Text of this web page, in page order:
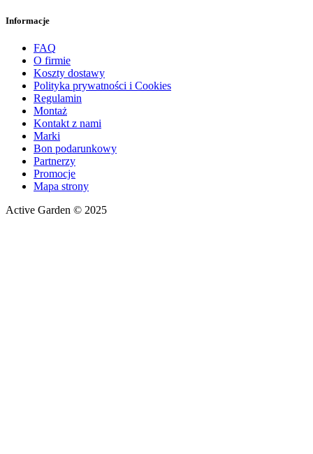
Informacje
FAQ
O firmie
Koszty dostawy
Polityka prywatności i Cookies
Regulamin
Montaż
Kontakt z nami
Marki
Bon podarunkowy
Partnerzy
Promocje
Mapa strony
Active Garden © 2025